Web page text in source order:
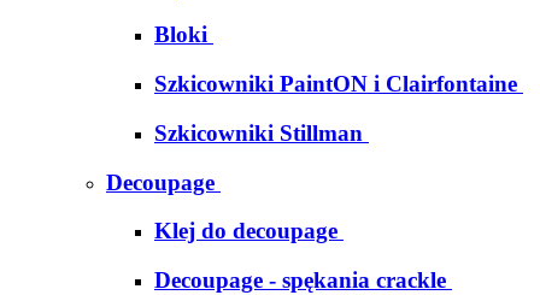
Bloki
Szkicowniki PaintON i Clairfontaine
Szkicowniki Stillman
Decoupage
Klej do decoupage
Decoupage - spękania crackle